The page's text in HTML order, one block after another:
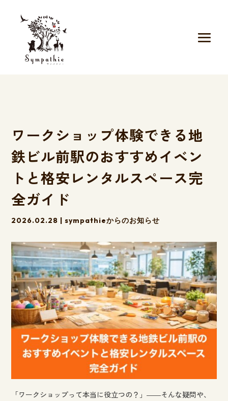
ワークショップ体験できる地
鉄ビル前駅のおすすめイベン
トと格安レンタルスペース完
全ガイド
2026.02.28 |sympathieからのお知らせ
「ワークショップって本当に役立つの？」――そんな疑問や、